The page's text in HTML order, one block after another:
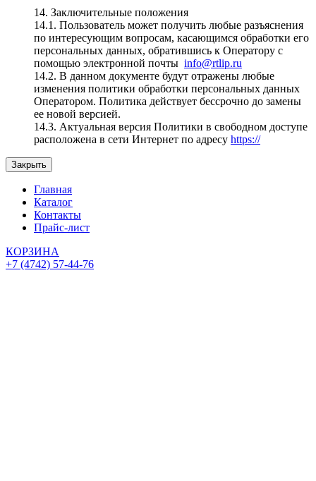
14. Заключительные положения
14.1. Пользователь может получить любые разъяснения
по интересующим вопросам, касающимся обработки его
персональных данных, обратившись к Оператору с
помощью электронной почты info@rtlip.ru
14.2. В данном документе будут отражены любые
изменения политики обработки персональных данных
Оператором. Политика действует бессрочно до замены
ее новой версией.
14.3. Актуальная версия Политики в свободном доступе
расположена в сети Интернет по адресу https://
Закрыть
Главная
Каталог
Контакты
Прайс-лист
КОРЗИНА
+7 (4742) 57-44-76